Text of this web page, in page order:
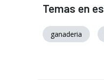
Temas en
ganaderia